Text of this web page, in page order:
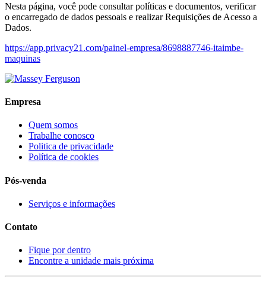
Nesta página, você pode consultar políticas e documentos, verificar
o encarregado de dados pessoais e realizar Requisições de Acesso a
Dados.
https://app.privacy21.com/painel-empresa/8698887746-itaimbe-
maquinas
Empresa
Quem somos
Trabalhe conosco
Politica de privacidade
Política de cookies
Pós-venda
Serviços e informações
Contato
Fique por dentro
Encontre a unidade mais próxima